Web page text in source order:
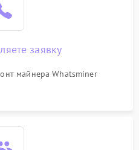
заявку
майнера Whatsminer